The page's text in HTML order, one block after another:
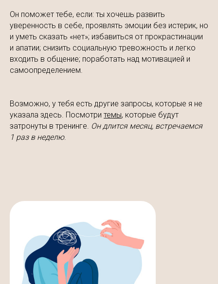
Он поможет тебе, если: ты хочешь развить
уверенность в себе, проявлять эмоции без истерик, но
и уметь сказать «нет»; избавиться от прокрастинации
и апатии; снизить социальную тревожность и легко
входить в общение; поработать над мотивацией и
самоопределением.
Возможно, у тебя есть другие запросы, которые я не
указала здесь. Посмотри темы, которые будут
затронуты в тренинге. Он длится месяц, встречаемся
1 раз в неделю.